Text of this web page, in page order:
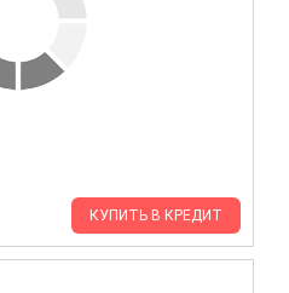
КУПИТЬ В КРЕДИТ